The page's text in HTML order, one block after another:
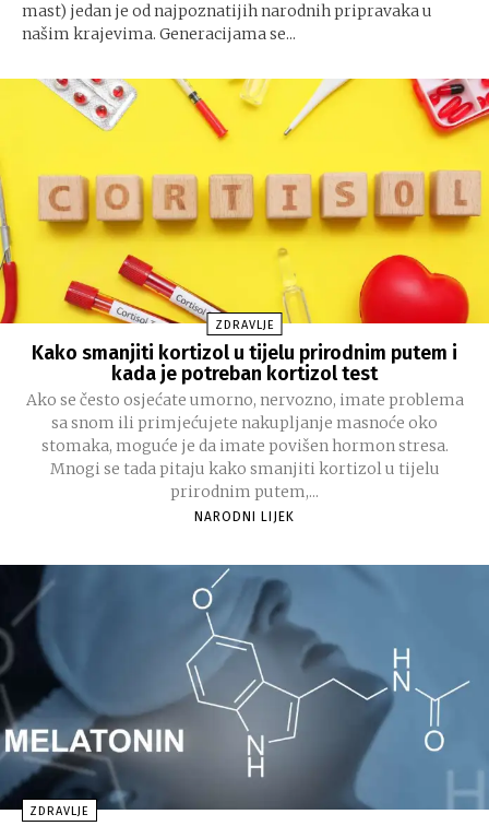
mast) jedan je od najpoznatijih narodnih pripravaka u
našim krajevima. Generacijama se...
ZDRAVLJE
Kako smanjiti kortizol u tijelu prirodnim putem i
kada je potreban kortizol test
Ako se često osjećate umorno, nervozno, imate problema
sa snom ili primjećujete nakupljanje masnoće oko
stomaka, moguće je da imate povišen hormon stresa.
Mnogi se tada pitaju kako smanjiti kortizol u tijelu
prirodnim putem,...
NARODNI LIJEK
ZDRAVLJE